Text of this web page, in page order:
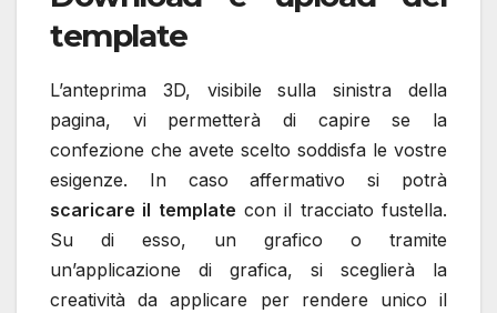
template
L’anteprima 3D, visibile sulla sinistra della
pagina, vi permetterà di capire se la
confezione che avete scelto soddisfa le vostre
esigenze. In caso affermativo si potrà
scaricare il template con il tracciato fustella.
Su di esso, un grafico o tramite
un’applicazione di grafica, si sceglierà la
creatività da applicare per rendere unico il